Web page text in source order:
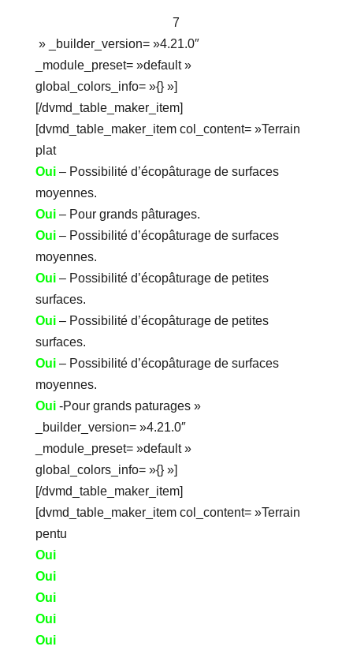
7
» _builder_version= »4.21.0″
_module_preset= »default »
global_colors_info= »{} »]
[/dvmd_table_maker_item]
[dvmd_table_maker_item col_content= »Terrain
plat
Oui– Possibilité d’écopâturage de surfaces
moyennes.
Oui– Pour grands pâturages.
Oui– Possibilité d’écopâturage de surfaces
moyennes.
Oui– Possibilité d’écopâturage de petites
surfaces.
Oui– Possibilité d’écopâturage de petites
surfaces.
Oui– Possibilité d’écopâturage de surfaces
moyennes.
Oui-Pour grands paturages »
_builder_version= »4.21.0″
_module_preset= »default »
global_colors_info= »{} »]
[/dvmd_table_maker_item]
[dvmd_table_maker_item col_content= »Terrain
pentu
Oui
Oui
Oui
Oui
Oui